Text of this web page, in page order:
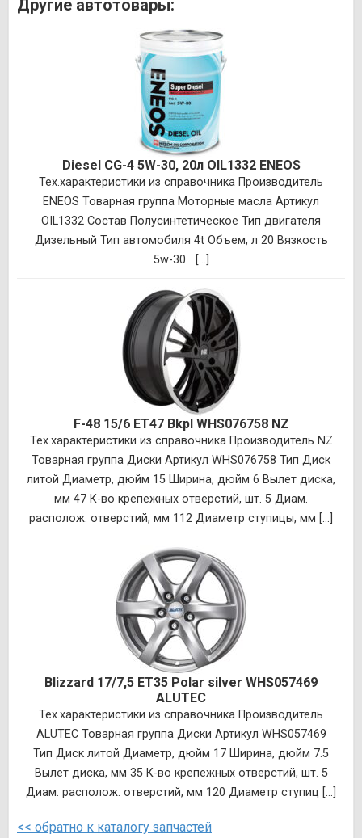
Другие автотовары:
Diesel CG-4 5W-30, 20л OIL1332 ENEOS
Тех.характеристики из справочника Производитель
ENEOS Товарная группа Моторные масла Артикул
OIL1332 Состав Полусинтетическое Тип двигателя
Дизельный Тип автомобиля 4t Объем, л 20 Вязкость
5w-30 [...]
F-48 15/6 ET47 Bkpl WHS076758 NZ
Тех.характеристики из справочника Производитель NZ
Товарная группа Диски Артикул WHS076758 Тип Диск
литой Диаметр, дюйм 15 Ширина, дюйм 6 Вылет диска,
мм 47 К-во крепежных отверстий, шт. 5 Диам.
располож. отверстий, мм 112 Диаметр ступицы, мм [...]
Blizzard 17/7,5 ET35 Polar silver WHS057469
ALUTEC
Тех.характеристики из справочника Производитель
ALUTEC Товарная группа Диски Артикул WHS057469
Тип Диск литой Диаметр, дюйм 17 Ширина, дюйм 7.5
Вылет диска, мм 35 К-во крепежных отверстий, шт. 5
Диам. располож. отверстий, мм 120 Диаметр ступиц [...]
<< обратно к каталогу запчастей